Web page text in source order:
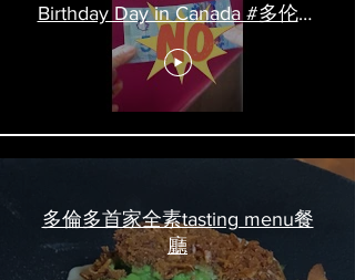
Birthday Day in Canada #多伦多
吃喝玩乐 #多伦多美食
#torontofood
多倫多首家全素tasting menu餐
廳